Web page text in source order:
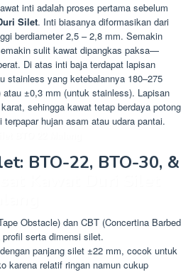
inti adalah proses pertama sebelum
Silet. Inti biasanya diformasikan dari
berdiameter 2,5 – 2,8 mm. Semakin
sulit kawat dipangkas paksa—
Di atas inti baja terdapat lapisan
stainless yang ketebalannya 180–275
atau ±0,3 mm (untuk stainless). Lapisan
sehingga kawat tetap berdaya potong
hujan asam atau udara pantai.
BTO-22, BTO-30, &
Obstacle) dan CBT (Concertina Barbed
serta dimensi silet.
panjang silet ±22 mm, cocok untuk
karena relatif ringan namun cukup